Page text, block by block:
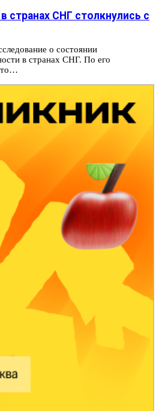
странах СНГ столкнулись с
о состоянии
в странах СНГ. По его